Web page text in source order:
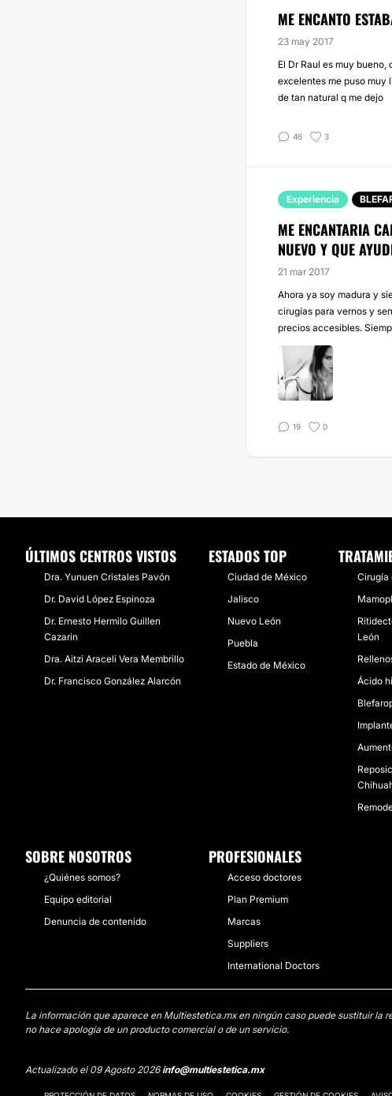
ME ENCANTO
23 may 2017
El Dr Raul es muy
excelentes me puso muy
de tan natural q me dejo
46 3
Experiencia
ME ENCANTARIA
NUEVO Y QUE
21 mar 2017
Ahora ya soy madura y
cirugías para vernos y
precios accesibles.
19 0
ÚLTIMOS CENTROS VISTOS
Dra. Yunuen Cristales Pavón
Dr. David López Espinoza
Dr. Ernesto Hermilo Guillen
Cazarin
Dra. Aitzi Araceli Vera Membrillo
Dr. Francisco González Alarcón
ESTADOS TOP
Ciudad de México
Jalisco
Nuevo León
Puebla
Estado de México
Cirugía
León
Ácido
SOBRE NOSOTROS
¿Quiénes somos?
Equipo editorial
Denuncia de contenido
PROFESIONALES
Acceso doctores
Plan Premium
Marcas
Suppliers
International Doctors
La información que aparece en Multiestetica.mx en ningún caso puede sustituir la
no hace apología de un producto comercial o de un servicio.
Actualizado el 09 Agosto 2026info@multiestetica.mx